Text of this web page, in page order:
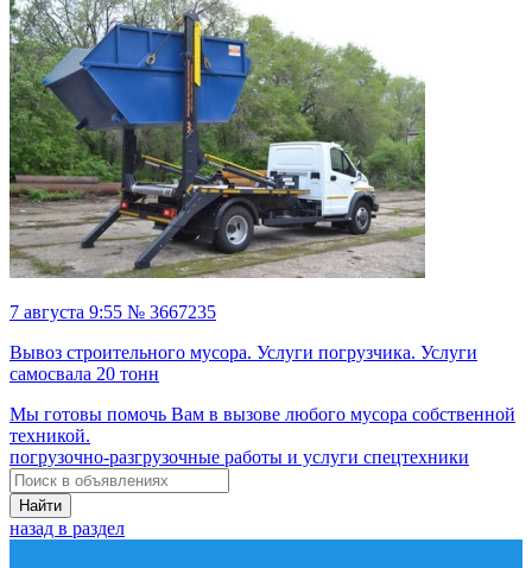
7 августа 9:55 № 3667235
Вывоз строительного мусора. Услуги погрузчика. Услуги
самосвала 20 тонн
Мы готовы помочь Вам в вызове любого мусора собственной
техникой.
погрузочно-разгрузочные работы и услуги спецтехники
Найти
назад в раздел